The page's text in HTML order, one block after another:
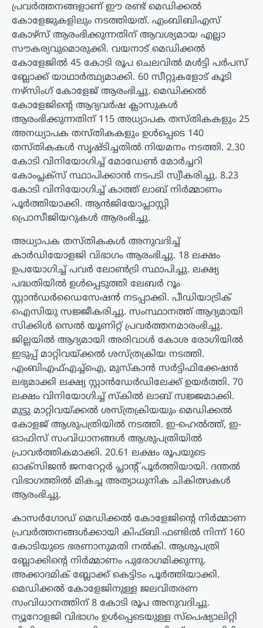
പ്രവര്‍ത്തനങ്ങളാണ് ഈ രണ്ട് മെഡിക്കല്‍
കോളേജുകളിലും നടത്തിയത്. എംബിബിഎസ്
കോഴ്‌സ് ആരംഭിക്കുന്നതിന് ആവശ്യമായ എല്ലാ
സൗകര്യവുമൊരുക്കി. വയനാട് മെഡിക്കല്‍
കോളേജില്‍ 45 കോടി രൂപ ചെലവില്‍ മള്‍ട്ടി പര്‍പസ്
ബ്ലോക്ക് യാഥാര്‍ത്ഥ്യമാക്കി. 60 സീറ്റുകളോട് കൂടി
നഴ്‌സിംഗ് കോളേജ് ആരംഭിച്ചു. മെഡിക്കല്‍
കോളേജിന്റെ ആദ്യവര്‍ഷ ക്ലാസുകള്‍
ആരംഭിക്കുന്നതിന് 115 അധ്യാപക തസ്തികകളും 25
അനധ്യാപക തസ്തികകളും ഉള്‍പ്പെടെ 140
തസ്തികകള്‍ സൃഷ്ടിച്ചതില്‍ നിയമനം നടത്തി. 2.30
കോടി വിനിയോഗിച്ച് മോഡേണ്‍ മോര്‍ച്ചറി
കോംപ്ലക്സ് സ്ഥാപിക്കാന്‍ നടപടി സ്വീകരിച്ചു. 8.23
കോടി വിനിയോഗിച്ച് കാത്ത് ലാബ് നിര്‍മ്മാണം
പൂര്‍ത്തിയാക്കി. ആന്‍ജിയോപ്ലാസ്റ്റി
പ്രൊസീജിയറുകള്‍ ആരംഭിച്ചു.
അധ്യാപക തസ്തികകള്‍ അനുവദിച്ച്
കാര്‍ഡിയോളജി വിഭാഗം ആരംഭിച്ചു. 18 ലക്ഷം
ഉപയോഗിച്ച് പവര്‍ ലോണ്‍ട്രി സ്ഥാപിച്ചു. ലക്ഷ്യ
പദ്ധതിയില്‍ ഉള്‍പ്പെടുത്തി ലേബര്‍ റൂം
സ്റ്റാന്‍ഡര്‍ഡൈസേഷന്‍ നടപ്പാക്കി. പീഡിയാട്രിക്
ഐസിയു സജ്ജീകരിച്ചു. സംസ്ഥാനത്ത് ആദ്യമായി
സിക്കിള്‍ സെല്‍ യൂണിറ്റ് പ്രവര്‍ത്തനമാരംഭിച്ചു.
ജില്ലയില്‍ ആദ്യമായി അരിവാള്‍ കോശ രോഗിയില്‍
ഇടുപ്പ് മാറ്റിവയ്ക്കല്‍ ശസ്ത്രക്രിയ നടത്തി.
എംബിഎഫ്എച്ച്ഐ, മുസ്‌കാന്‍ സര്‍ട്ടിഫിക്കേഷന്‍
ലഭ്യമാക്കി ലക്ഷ്യ സ്റ്റാന്‍ഡേര്‍ഡിലേക്ക് ഉയര്‍ത്തി. 70
ലക്ഷം വിനിയോഗിച്ച് സ്‌കില്‍ ലാബ് സജ്ജമാക്കി.
മുട്ടു മാറ്റിവയ്ക്കല്‍ ശസ്ത്രക്രിയയും മെഡിക്കല്‍
കോളജ് ആശുപത്രിയില്‍ നടത്തി. ഇ-ഹെല്‍ത്ത്, ഇ-
ഓഫിസ് സംവിധാനങ്ങള്‍ ആശുപത്രിയില്‍
പ്രാവര്‍ത്തികമാക്കി. 20.61 ലക്ഷം രൂപയുടെ
ഓക്സിജന്‍ ജനറേറ്റര്‍ പ്ലാന്റ് പൂര്‍ത്തിയായി. ദന്തല്‍
വിഭാഗത്തില്‍ മികച്ച അത്യാധുനിക ചികിത്സകള്‍
ആരംഭിച്ചു.
കാസര്‍ഗോഡ് മെഡിക്കല്‍ കോളേജിന്റെ നിര്‍മ്മാണ
പ്രവര്‍ത്തനങ്ങള്‍ക്കായി കിഫ്ബി ഫണ്ടില്‍ നിന്ന് 160
കോടിയുടെ ഭരണാനുമതി നല്‍കി. ആശുപത്രി
ബ്ലോക്കിന്റെ നിര്‍മ്മാണം പുരോഗമിക്കുന്നു.
അക്കാദമിക് ബ്ലോക്ക് കെട്ടിടം പൂര്‍ത്തിയാക്കി.
മെഡിക്കല്‍ കോളേജിനുള്ള ജലവിതരണ
സംവിധാനത്തിന് 8 കോടി രൂപ അനുവദിച്ചു.
ന്യൂറോളജി വിഭാഗം ഉള്‍പ്പെടെയുള്ള സ്‌പെഷ്യാലിറ്റി